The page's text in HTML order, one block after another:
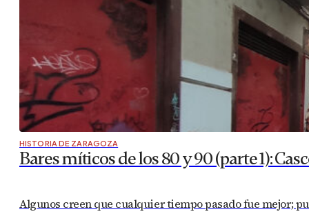
HISTORIA DE ZARAGOZA
Bares míticos de los 80 y 90 (parte 1):
Algunos creen que cualquier tiempo pasado fue mejor;